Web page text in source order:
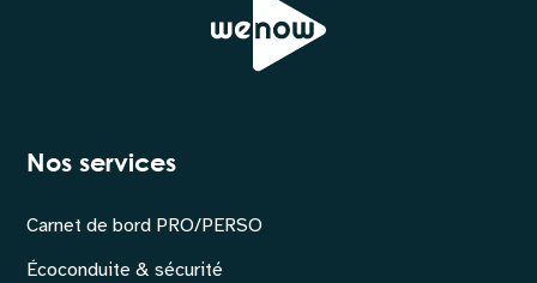
Nos services
Carnet de bord PRO/PERSO
Écoconduite & sécurité